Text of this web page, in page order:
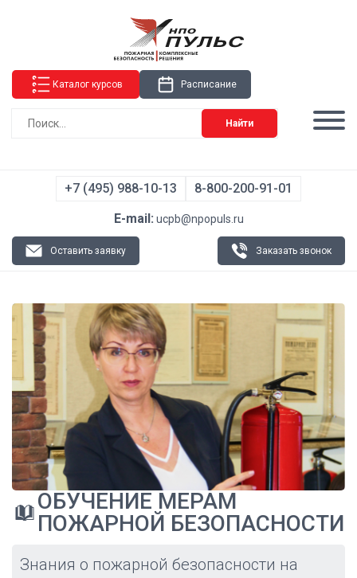
Каталог курсов Расписание
Найти
+7 (495) 988-10-13
8-800-200-91-01
E-mail: ucpb@npopuls.ru
Оставить заявку Заказать звонок
ОБУЧЕНИЕ МЕРАМ
ПОЖАРНОЙ БЕЗОПАСНОСТИ
Знания о пожарной безопасности на